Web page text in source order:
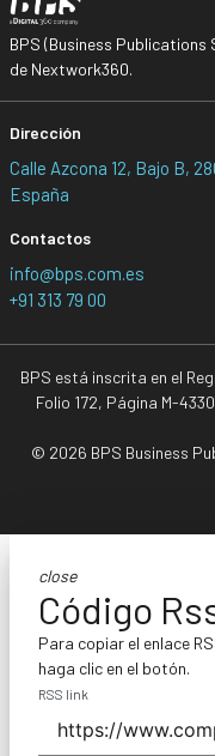
BPS (Business
de Nextwork360.
Dirección
Calle Azcona 12, Bajo B,
España
Contactos
info@bps.com.es
+91 313 79 00
BPS está inscrita en el
Folio 172, Página M-
© 2026 BPS Business
close
Código
Para copiar el enlace
haga clic en el botón.
RSS link